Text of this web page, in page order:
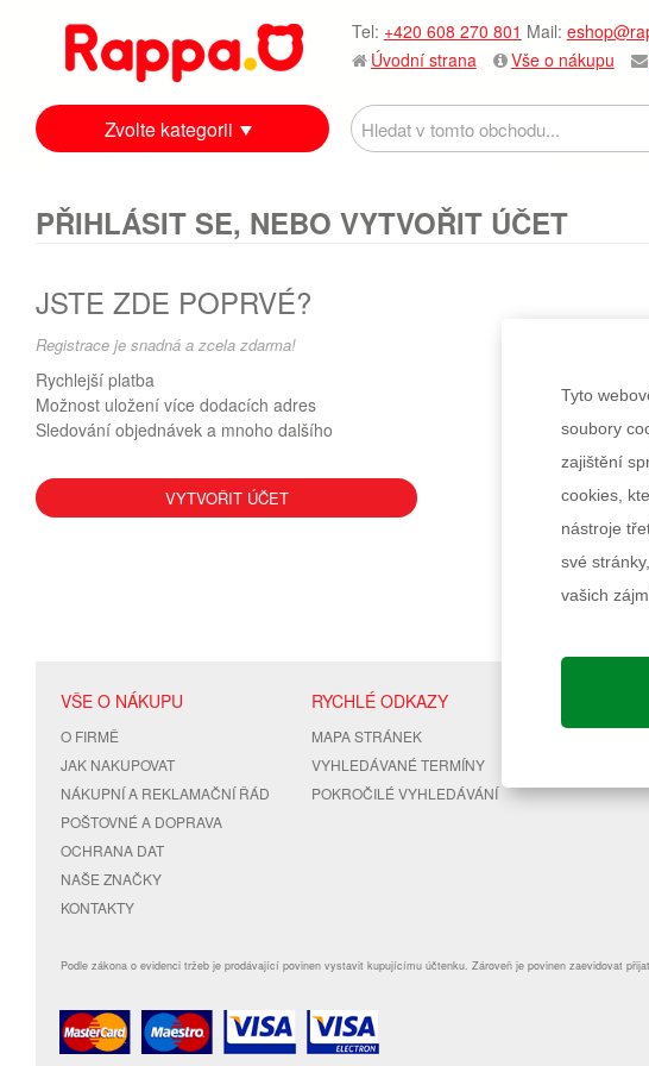
Tel: +420 608 270 801 Mail:
Úvodní strana
Vše o nákupu
Zvolte kategorii
PŘIHLÁSIT SE, NEBO VYTVOŘIT ÚČET
JSTE ZDE POPRVÉ?
Registrace je snadná a zcela zdarma!
Rychlejší platba
Možnost uložení více dodacích adres
Sledování objednávek a mnoho dalšího
VYTVOŘIT ÚČET
VŠE O NÁKUPU
O FIRMĚ
JAK NAKUPOVAT
NÁKUPNÍ A REKLAMAČNÍ ŘÁD
POŠTOVNÉ A DOPRAVA
OCHRANA DAT
NAŠE ZNAČKY
KONTAKTY
RYCHLÉ ODKAZY
MAPA STRÁNEK
VYHLEDÁVANÉ TERMÍNY
POKROČILÉ VYHLEDÁVÁNÍ
Podle zákona o evidenci tržeb je prodávající povinen vystavit kupujícímu účtenku. Zároveň je povinen zaevidovat
Tyto
soubory
zajištění
cookies,
nástroje
své
vašich